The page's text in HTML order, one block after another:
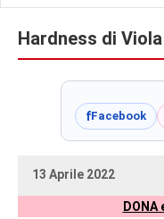
I
Libri
non
solo.
Recensioni,
anteprime,
prossime
editoriali
Hardness di
fFacebook
13 Aprile 2022
uctil_user
Nessun